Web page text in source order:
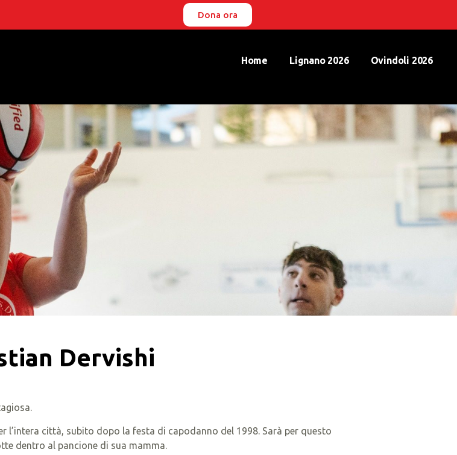
Dona ora
Home Lignano 2026 Ovindoli 2026
Dervishi
l’intera città, subito dopo la festa di capodanno del 1998. Sarà per questo
dentro al pancione di sua mamma.